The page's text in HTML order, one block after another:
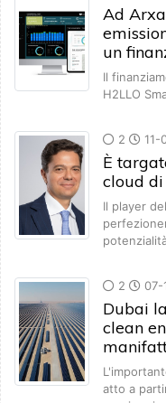
Ad
un
Il
H2LLO
2 11-
È
cloud
Il player
2 07-
Dubai
clean
atto a